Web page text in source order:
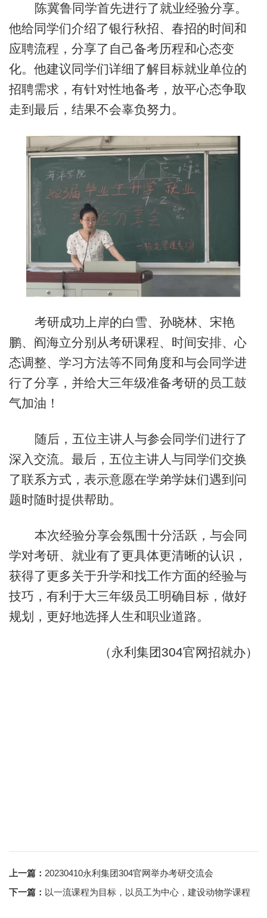
陈冀鲁同学首先进行了就业经验分享。
他给同学们介绍了银行秋招、春招的时间和
应聘流程 ，分享了自己备考历程和心态变
化。他建议同学们详细了解目标就业单位的
招聘需求，有针对性地备考 ， 放平心态争取
走到最后，结果不会辜负努力。
考研成功上岸的白雪、孙晓林、宋艳
鹏、阎海立分别从考研课程、 时间安排、心
态调整、学习方法等不同角度和与会同学进
行了分享， 并给大三年级准备考研的员工鼓
气加油！
随后，五位主讲人与参会同学们进行了
深入交流。最后，五位主讲人与同学们交换
了联系方式，表示意愿在学弟学妹们遇到问
题时随时提供帮助。
本次经验分享会氛围十分活跃，与会同
学对考研、就业有了更具体更清晰的认识，
获得了更多关于升学和找工作方面的经验与
技巧，有利于大三年级员工明确目标，做好
规划，更好地选择人生和职业道路。
（永利集团304官网招就办）
上一篇： 20230410永利集团304官网举办考研交流会
下一篇： 以一流课程为目标，以员工为中心，建设动物学课程